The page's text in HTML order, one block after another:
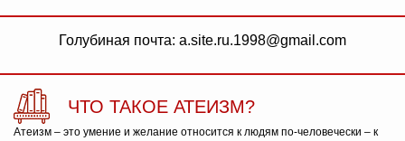
Голубиная почта: a.site.ru.1998@gmail.com
ЧТО ТАКОЕ АТЕИЗМ?
Атеизм – это умение и желание относится к людям по-человечески – к